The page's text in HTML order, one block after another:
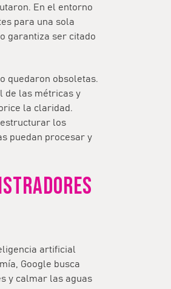
En el entorno
para una sola
garantiza ser citado
quedaron obsoletas.
de las métricas y
la claridad.
los
puedan procesar y
artificial
Google busca
y calmar las aguas